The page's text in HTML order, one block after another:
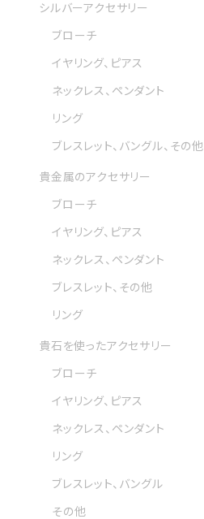
シルバーアクセサリー
ブローチ
イヤリング、ピアス
ネックレス、ペンダント
リング
ブレスレット、バングル、その他
貴金属のアクセサリー
ブローチ
イヤリング、ピアス
ネックレス、ペンダント
ブレスレット、その他
リング
貴石を使ったアクセサリー
ブローチ
イヤリング、ピアス
ネックレス、ペンダント
リング
ブレスレット、バングル
その他